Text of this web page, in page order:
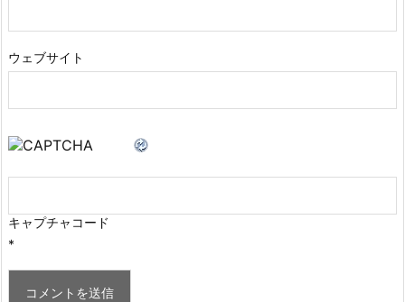
ウェブサイト
キャプチャコード
*